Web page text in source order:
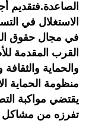
الصاعدة.فتقديم
الاستغلال في
في مجال حقوق
القرب المقدمة
والحماية
منظومة الحماية
يقتضي مواكبة
تفرزه من مشاكل